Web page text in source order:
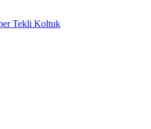
Tekli Koltuk